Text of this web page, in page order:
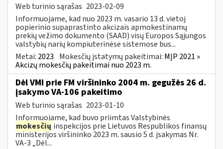
Web turinio sąrašas 2023-02-09
Informuojame, kad nuo 2023 m. vasario 13 d. vietoj
popierinio supaprastinto akcizais apmokestinamų
prekių vežimo dokumento (SAAD) visų Europos Sąjungos
valstybių narių kompiuterinėse sistemose bus...
Metai: 2023 Mokesčių įstatymų pakeitimai: MĮP 2021 »
Akcizų mokesčių pakeitimai nuo 2023 m.
Dėl VMI prie FM viršininko 2004 m. gegužės 26 d.
įsakymo VA-106 pakeitimo
Web turinio sąrašas 2023-01-10
Informuojame, kad buvo priimtas Valstybinės
mokesčių inspekcijos prie Lietuvos Respublikos finansų
ministerijos viršininko 2023 m. sausio 5 d. įsakymas Nr.
VA-3 „Dėl...